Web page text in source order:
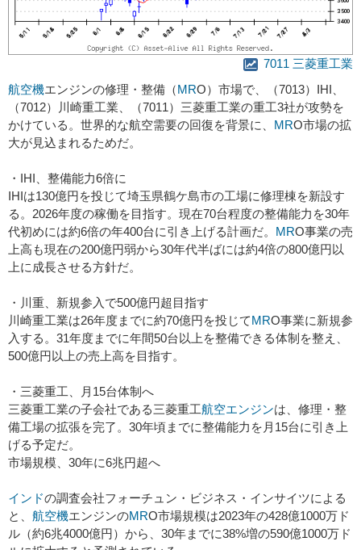
7011 三菱重工業
航空機エンジンの修理・整備（MRO）市場で、（7013）IHI、
（7012）川崎重工業、（7011）三菱重工業の重工3社が攻勢を
かけている。世界的な航空需要の回復を背景に、 MRO市場の拡
大が見込まれるためだ。
・IHI、整備能力6倍に
IHIは130億円を投じて埼玉県鶴ケ島市の工場に修理棟を新設す
る。2026年度の稼働を目指す。現在70台程度の整備能力を30年
代初めには約6倍の年400台に引き上げる計画だ。 MRO事業の売
上高も現在の200億円弱から30年代半ばには約4倍の800億円以
上に成長させる方針だ。
・川重、新規参入で500億円超目指す
川崎重工業は26年度までに約70億円を投じてMRO事業に新規参
入する。31年度までに年間50台以上を整備できる体制を整え、
500億円以上の売上高を目指す。
・三菱重工、月15台体制へ
三菱重工業の子会社である三菱重工航空エンジンは、修理・整
備工場の拡張を完了。30年頃までに整備能力を月15台に引き上
げる予定だ。
市場規模、30年に6兆円超へ
インドの調査会社フォーチュン・ビジネス・インサイツによる
と、 航空機エンジンのMRO市場規模は2023年の428億1000万ド
ル（約6兆4000億円）から、30年までに38%増の590億1000万ド